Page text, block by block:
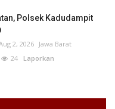
Polsek Kadudampit
2, 2026 Jawa Barat
24 Laporkan